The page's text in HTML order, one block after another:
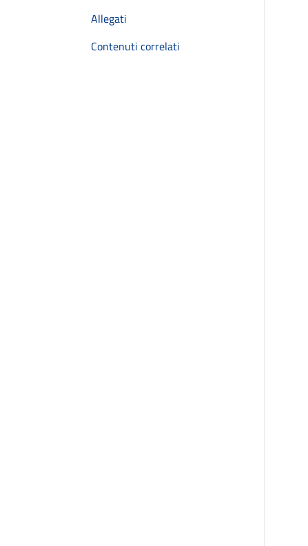
Allegati
Contenuti correlati